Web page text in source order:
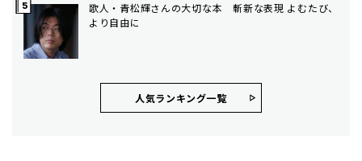
歌人・青松輝さんの大切な本 斬新な表現 よむたび、
より自由に
人気ランキング⼀覧